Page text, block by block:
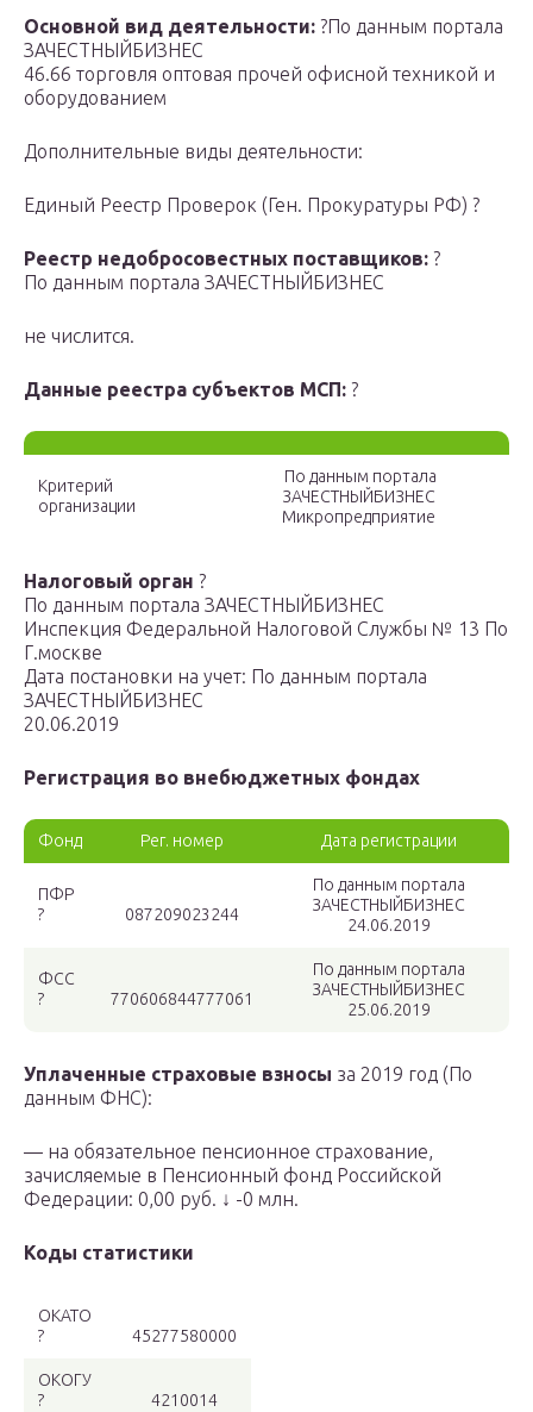
Основной вид деятельности: ?По данным портала
ЗАЧЕСТНЫЙБИЗНЕС
46.66 торговля оптовая прочей офисной техникой и
оборудованием
Дополнительные виды деятельности:
Единый Реестр Проверок (Ген. Прокуратуры РФ) ?
Реестр недобросовестных поставщиков: ?
По данным портала ЗАЧЕСТНЫЙБИЗНЕС
не числится.
Данные реестра субъектов МСП: ?
Критерий
организации
По данным портала
ЗАЧЕСТНЫЙБИЗНЕС
Микропредприятие
Налоговый орган ?
По данным портала ЗАЧЕСТНЫЙБИЗНЕС
Инспекция Федеральной Налоговой Службы № 13 По
Г.москве
Дата постановки на учет: По данным портала
ЗАЧЕСТНЫЙБИЗНЕС
20.06.2019
Регистрация во внебюджетных фондах
Фонд Рег. номер Дата регистрации
ПФР
?
087209023244
По данным портала
ЗАЧЕСТНЫЙБИЗНЕС
24.06.2019
ФСС
?
770606844777061
По данным портала
ЗАЧЕСТНЫЙБИЗНЕС
25.06.2019
Уплаченные страховые взносы за 2019 год (По
данным ФНС):
— на обязательное пенсионное страхование,
зачисляемые в Пенсионный фонд Российской
Федерации: 0,00 руб. ↓ -0 млн.
Коды статистики
ОКАТО
?
45277580000
ОКОГУ
?
4210014